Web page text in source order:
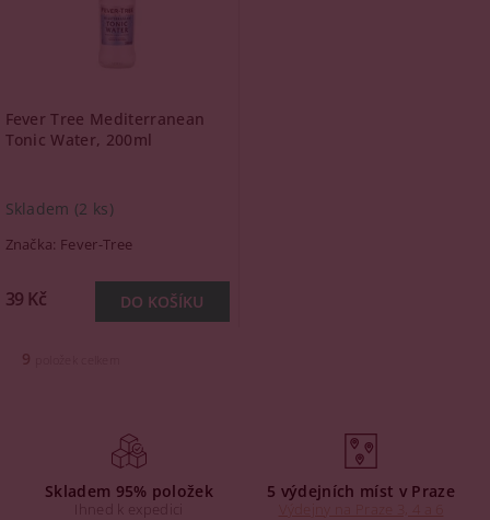
Fever Tree Mediterranean
Tonic Water, 200ml
Skladem (2 ks)
Značka: Fever-Tree
39 Kč
9
Skladem 95% položek
Ihned k expedici
5 výdejních míst v Praze